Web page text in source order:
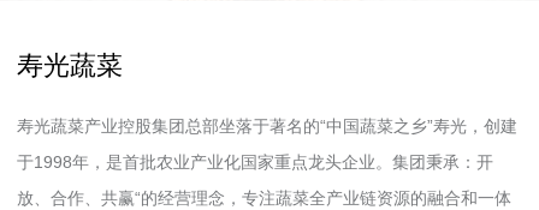
寿光蔬菜
寿光蔬菜产业控股集团总部坐落于著名的“中国蔬菜之乡”寿光，创建
于1998年，是首批农业产业化国家重点龙头企业。集团秉承：开
放、合作、共赢“的经营理念，专注蔬菜全产业链资源的融合和一体